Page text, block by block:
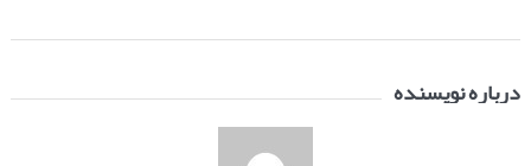
درباره نویسنده